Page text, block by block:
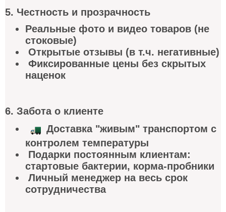
5. Честность и прозрачность
Реальные фото и видео товаров (не
стоковые)
Открытые отзывы (в т.ч. негативные)
Фиксированные цены без скрытых
наценок
6. Забота о клиенте
Доставка "живым" транспортом с
контролем температуры
Подарки постоянным клиентам:
стартовые бактерии, корма-пробники
Личный менеджер на весь срок
сотрудничества